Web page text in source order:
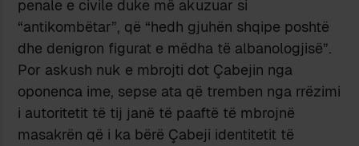
penale e civile duke më akuzuar si
“antikombëtar”, që “hedh gjuhën shqipe poshtë
dhe denigron figurat e mëdha të albanologjisë”.
Por askush nuk e mbrojti dot Çabejin nga
oponenca ime, sepse ata që tremben nga rrëzimi
i autoritetit të tij janë të paaftë të mbrojnë
masakrën që i ka bërë Çabeji identitetit të